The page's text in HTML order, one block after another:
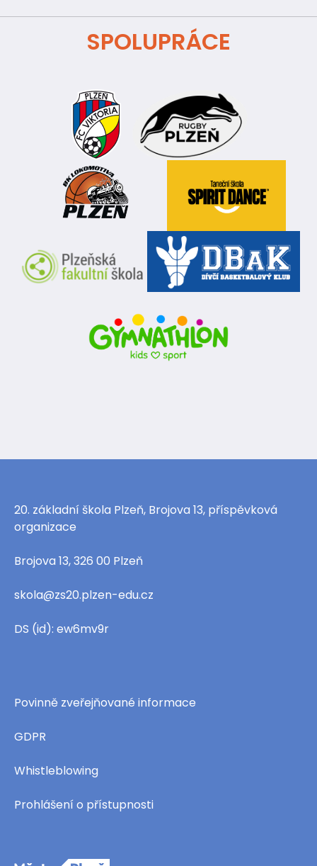
SPOLUPRÁCE
20. základní škola Plzeň, Brojova 13, příspěvková
organizace
Brojova 13, 326 00 Plzeň
skola@zs20.plzen-edu.cz
DS (id): ew6mv9r
Povinně zveřejňované informace
GDPR
Whistleblowing
Prohlášení o přístupnosti